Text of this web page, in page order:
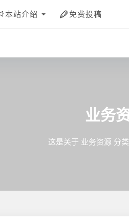
本站介绍 免费投稿
业务
这是关于 业务资源 分